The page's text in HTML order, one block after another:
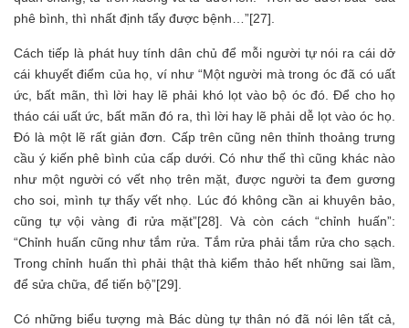
phê bình, thì nhất định tẩy được bệnh…”[27].
Cách tiếp là phát huy tính dân chủ để mỗi người tự nói ra cái dở
cái khuyết điểm của họ, ví như “Một người mà trong óc đã có uất
ức, bất mãn, thì lời hay lẽ phải khó lọt vào bộ óc đó. Để cho họ
tháo cái uất ức, bất mãn đó ra, thì lời hay lẽ phải dễ lọt vào óc họ.
Đó là một lẽ rất giản đơn. Cấp trên cũng nên thỉnh thoảng trưng
cầu ý kiến phê bình của cấp dưới. Có như thế thì cũng khác nào
như một người có vết nhọ trên mặt, được người ta đem gương
cho soi, mình tự thấy vết nhọ. Lúc đó không cần ai khuyên bảo,
cũng tự vội vàng đi rửa mặt”[28]. Và còn cách “chỉnh huấn”:
“Chỉnh huấn cũng như tắm rửa. Tắm rửa phải tắm rửa cho sạch.
Trong chỉnh huấn thì phải thật thà kiểm thảo hết những sai lầm,
để sửa chữa, để tiến bộ”[29].
Có những biểu tượng mà Bác dùng tự thân nó đã nói lên tất cả,